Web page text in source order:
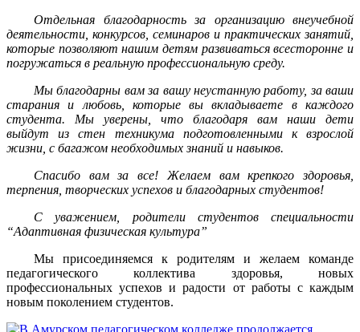
Отдельная благодарность за организацию внеучебной
деятельности, конкурсов, семинаров и практических занятий,
которые позволяют нашим детям развиваться всесторонне и
погружаться в реальную профессиональную среду.
Мы благодарны вам за вашу неустанную работу, за ваши
старания и любовь, которые вы вкладываете в каждого
студента. Мы уверены, что благодаря вам наши дети
выйдут из стен техникума подготовленными к взрослой
жизни, с багажом необходимых знаний и навыков.
Спасибо вам за все! Желаем вам крепкого здоровья,
терпения, творческих успехов и благодарных студентов!
С уважением, родители студентов специальности
“Адаптивная физическая культура”
Мы присоединяемся к родителям и желаем команде
педагогического коллектива здоровья, новых
профессиональных успехов и радости от работы с каждым
новым поколением студентов.